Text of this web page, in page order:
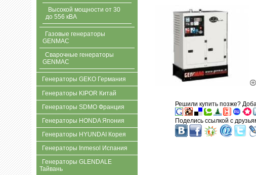
Решили купить позже?
'
Поделись ссылкой с
Высокой мощности от 30
до 556 кВА
Газовые генераторы
GENMAC
Сварочные генераторы
GENMAC
Генераторы GEKO Германия
Генераторы KIPOR Китай
Генераторы SDMO Франция
Генераторы HONDA Япония
Генераторы HYUNDAI Корея
Генераторы Inmesol Испания
Генераторы GLENDALE
Тайвань